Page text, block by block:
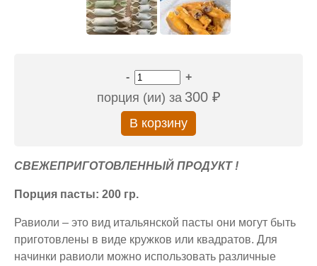
- +
порция (ии) за 300 ₽
СВЕЖЕПРИГОТОВЛЕННЫЙ ПРОДУКТ !
Порция пасты: 200 гр.
Равиоли – это вид итальянской пасты они могут быть
приготовлены в виде кружков или квадратов. Для
начинки равиоли можно использовать различные